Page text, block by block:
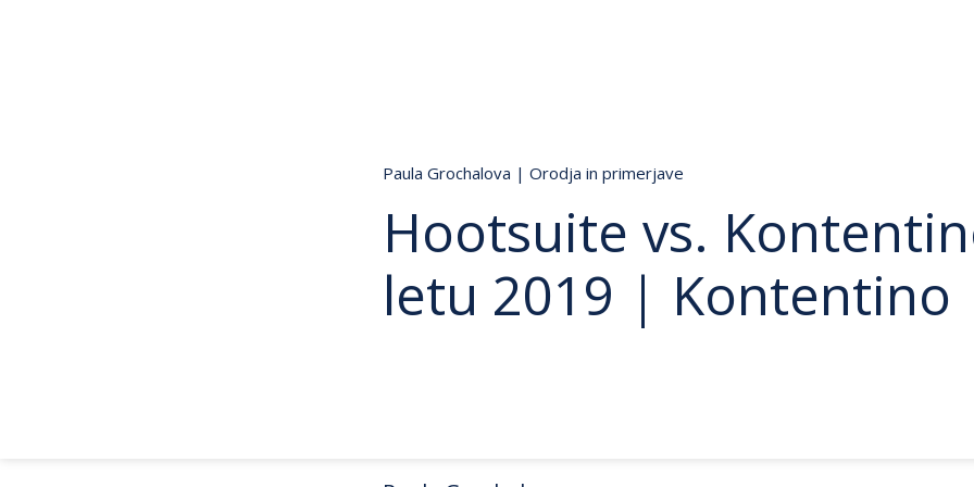
Paula Grochalova | Orodja in primerjave
Hootsuite vs.
letu 2019 | Kontentino